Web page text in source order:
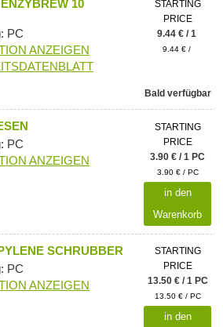
10
PC
ANZEIGEN
STARTING
PRICE
9.44 € / 1
9.44 € /
Bald verfügbar
PC
ANZEIGEN
STARTING
PRICE
3.90 € / 1 PC
3.90 € / PC
in den
Warenkorb
SCHRUBBER
PC
ANZEIGEN
STARTING
PRICE
13.50 € / 1 PC
13.50 € / PC
in den